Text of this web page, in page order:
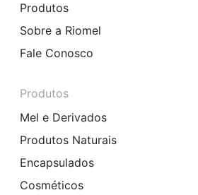
Produtos
Sobre a Riomel
Fale Conosco
Produtos
Mel e Derivados
Produtos Naturais
Encapsulados
Cosméticos